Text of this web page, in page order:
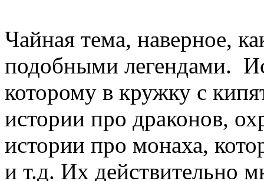
Чайная тема, наверное,
подобными легендами.
которому в кружку с
истории про драконов,
истории про монаха,
и т.д. Их действительно